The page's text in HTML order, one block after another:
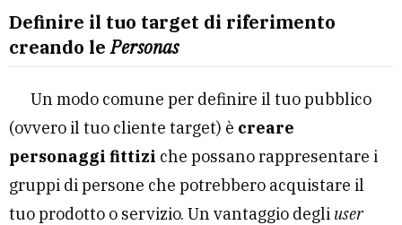
Definire il tuo target di riferimento
creando lePersonas
Un modo comune per definire il tuo pubblico
(ovvero il tuo cliente target) è creare
personaggi fittizi che possano rappresentare i
gruppi di persone che potrebbero acquistare il
tuo prodotto o servizio. Un vantaggio degli user